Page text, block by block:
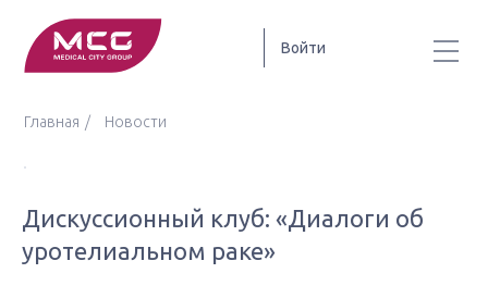
Войти
Главная Новости
Дискуссионный клуб: «Диалоги об
уротелиальном раке»